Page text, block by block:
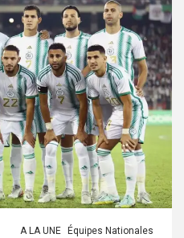
A LA UNE Équipes Nationales